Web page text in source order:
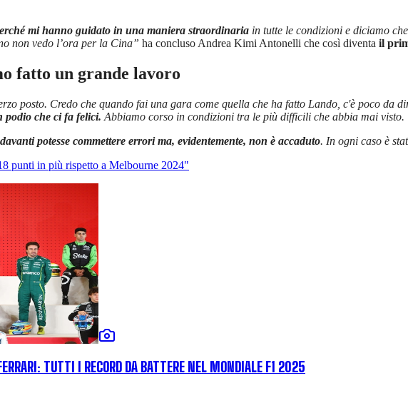
mi hanno guidato in una maniera straordinaria in tutte le condizioni e diciamo
non vedo l’ora per la Cina” ha concluso Andrea Kimi Antonelli che così diventa il
fatto un grande lavoro
posto. Credo che quando fai una gara come quella che ha fatto Lando, c'è poco da
podio che ci fa felici. Abbiamo corso in condizioni tra le più difficili che abbia mai visto.
potesse commettere errori ma, evidentemente, non è accaduto. In ogni caso è
punti in più rispetto a Melbourne 2024"
TUTTI I RECORD DA BATTERE NEL MONDIALE F1 2025